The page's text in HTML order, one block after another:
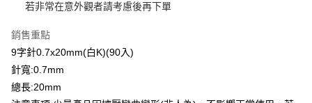
每筆NT$60，滿NT$1,500(含以上)免運費
付款後全家取貨
若非常在意外觀者請考慮後再下單
銷售重點
9字針0.7x20mm(白K)(90入)
針寬:0.7mm
總長:20mm